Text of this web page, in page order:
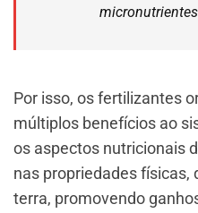
Por isso, os fertilizantes
múltiplos benefícios ao
os aspectos nutricionais
nas propriedades físicas,
terra, promovendo